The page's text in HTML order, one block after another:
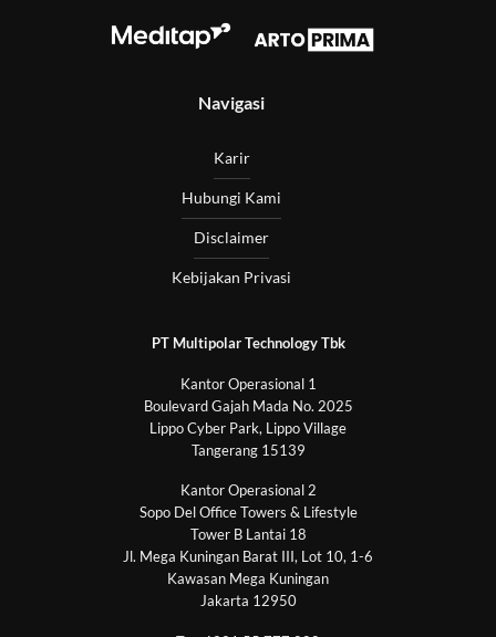
Navigasi
Karir
Hubungi Kami
Disclaimer
Kebijakan Privasi
PT Multipolar Technology Tbk
Kantor Operasional 1
Boulevard Gajah Mada No. 2025
Lippo Cyber Park, Lippo Village
Tangerang 15139
Kantor Operasional 2
Sopo Del Office Towers & Lifestyle
Tower B Lantai 18
Jl. Mega Kuningan Barat III, Lot 10, 1-6
Kawasan Mega Kuningan
Jakarta 12950